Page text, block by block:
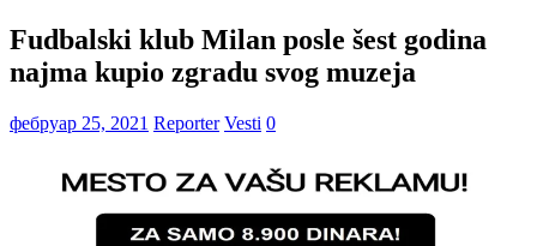
Fudbalski klub Milan posle šest godina
najma kupio zgradu svog muzeja
фебруар 25, 2021 Reporter Vesti 0